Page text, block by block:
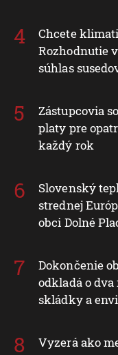
Chcete
Rozhodnutie
súhlas
Zástupcovia
platy pre
každý rok
Slovenský
strednej
obci Dolné
Dokončenie
odkladá o
skládky a
Vyzerá ako